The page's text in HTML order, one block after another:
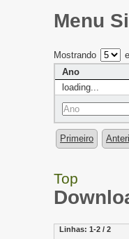
Menu
Mostrando
Ano
loading...
Primeiro
Top
Linhas: 1-2 / 2